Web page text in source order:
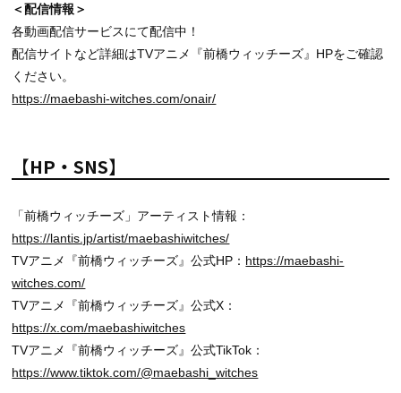
＜配信情報＞
各動画配信サービスにて配信中！
配信サイトなど詳細はTVアニメ『前橋ウィッチーズ』HPをご確認
ください。
https://maebashi-witches.com/onair/
【HP・SNS】
「前橋ウィッチーズ」アーティスト情報：
https://lantis.jp/artist/maebashiwitches/
TVアニメ『前橋ウィッチーズ』公式HP： https://maebashi-
witches.com/
TVアニメ『前橋ウィッチーズ』公式X：
https://x.com/maebashiwitches
TVアニメ『前橋ウィッチーズ』公式TikTok：
https://www.tiktok.com/@maebashi_witches